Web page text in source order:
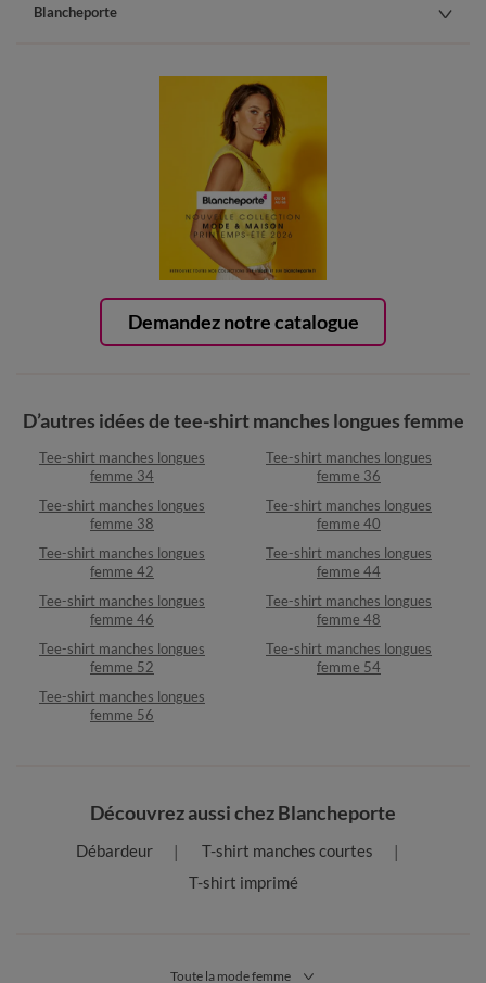
Demandez notre catalogue
Blancheporte
D’autres idées de tee-shirt manches longues femme
Tee-shirt manches longues
femme 34
Tee-shirt manches longues
femme 36
Tee-shirt manches longues
femme 38
Tee-shirt manches longues
femme 40
Tee-shirt manches longues
femme 42
Tee-shirt manches longues
femme 44
Tee-shirt manches longues
femme 46
Tee-shirt manches longues
femme 48
Tee-shirt manches longues
femme 52
Tee-shirt manches longues
femme 54
Tee-shirt manches longues
femme 56
Découvrez aussi chez Blancheporte
Débardeur
T-shirt manches courtes
T-shirt imprimé
Toute la mode femme